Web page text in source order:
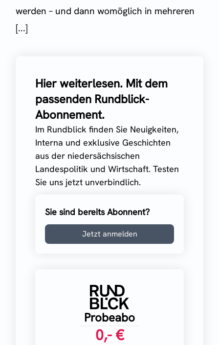
werden – und dann womöglich in mehreren
[...]
Hier weiterlesen. Mit dem
passenden Rundblick-
Abonnement.
Im Rundblick finden Sie Neuigkeiten,
Interna und exklusive Geschichten
aus der niedersächsischen
Landespolitik und Wirtschaft. Testen
Sie uns jetzt unverbindlich.
Sie sind bereits Abonnent?
Jetzt anmelden
Probeabo
0,- €